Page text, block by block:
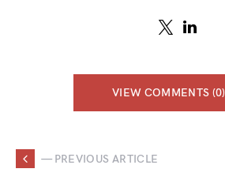
VIEW COMMENTS (0)
— PREVIOUS ARTICLE